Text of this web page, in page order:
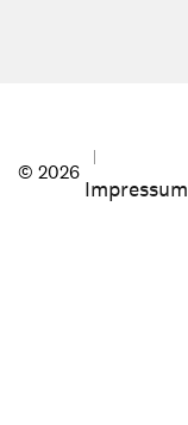
© 2026
Impressum